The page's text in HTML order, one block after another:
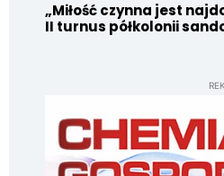
„Miłość czynna jest
II turnus półkolonii